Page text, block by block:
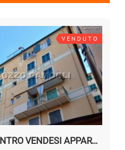
V E N D U T O
Rif.05 CAMOGLI CENTRO VENDESI APPARTAMENTO